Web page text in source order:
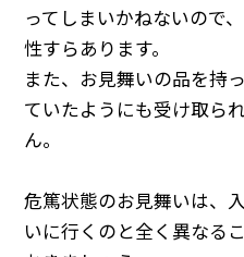
ってしまいかねないので
性すらあります。
また、お見舞いの品を持
ていたようにも受け取ら
ん。
危篤状態のお見舞いは、
いに行くのと全く異なる